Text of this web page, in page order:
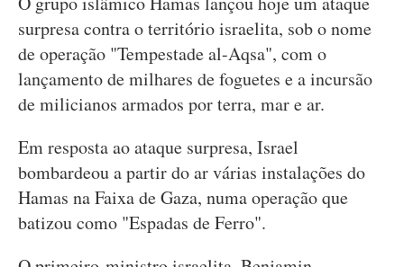
surpresa contra o território israelita, sob o nome
de operação "Tempestade al-Aqsa", com o
lançamento de milhares de foguetes e a incursão
de milicianos armados por terra, mar e ar.
Em resposta ao ataque surpresa, Israel
bombardeou a partir do ar várias instalações do
Hamas na Faixa de Gaza, numa operação que
batizou como "Espadas de Ferro".